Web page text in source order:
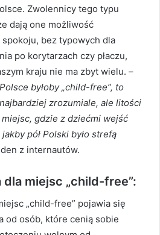
Zwolennicy tego typu
dają one możliwość
bez typowych dla
po korytarzach czy płaczu,
kraju nie ma zbyt wielu. –
byłoby „child-free”, to
zrozumiale, ale litości
gdzie z dziećmi wejść
pół Polski było strefą
z internautów.
dla miejsc „child-free”:
„child-free” pojawia się
od osób, które cenią sobie